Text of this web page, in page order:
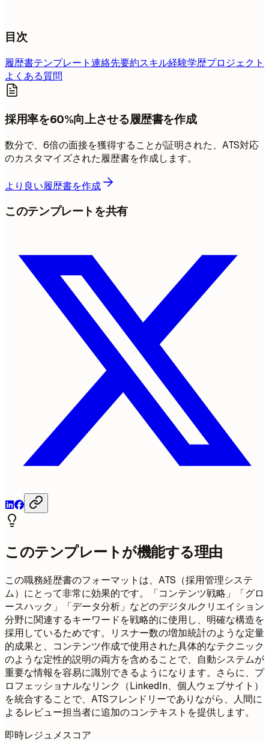
目次
履歴書テンプレート連絡先要約スキル経験学歴プロジェクト
よくある質問
採用率を60%向上させる履歴書を作成
数分で、6倍の面接を獲得することが証明された、ATS対応
のカスタマイズされた履歴書を作成します。
より良い履歴書を作成
このテンプレートを共有
このテンプレートが機能する理由
この職務経歴書のフォーマットは、ATS（採用管理システ
ム）にとって非常に効果的です。「コンテンツ戦略」「グロ
ースハック」「データ分析」などのデジタルクリエイション
分野に関連するキーワードを戦略的に使用し、明確な構造を
採用しているためです。リスナー数の増加統計のような定量
的成果と、コンテンツ作成で使用された具体的なテクニック
のような定性的説明の両方を含めることで、自動システムが
重要な情報を容易に識別できるようになります。さらに、プ
ロフェッショナルなリンク（LinkedIn、個人ウェブサイト）
を統合することで、ATSフレンドリーでありながら、人間に
よるレビュー担当者に追加のコンテキストを提供します。
即時レジュメスコア